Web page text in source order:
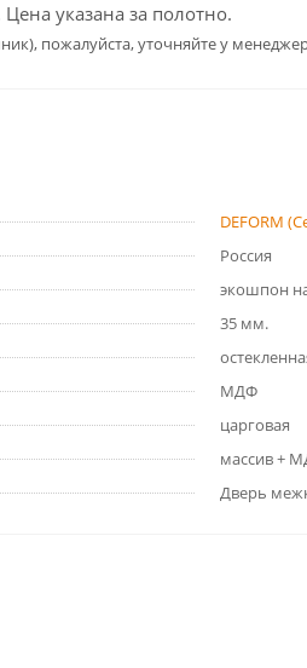
указана за полотно.
пожалуйста, уточняйте у
DEFORM
Россия
экошпон
35 мм.
МДФ
царговая
массив +
Дверь